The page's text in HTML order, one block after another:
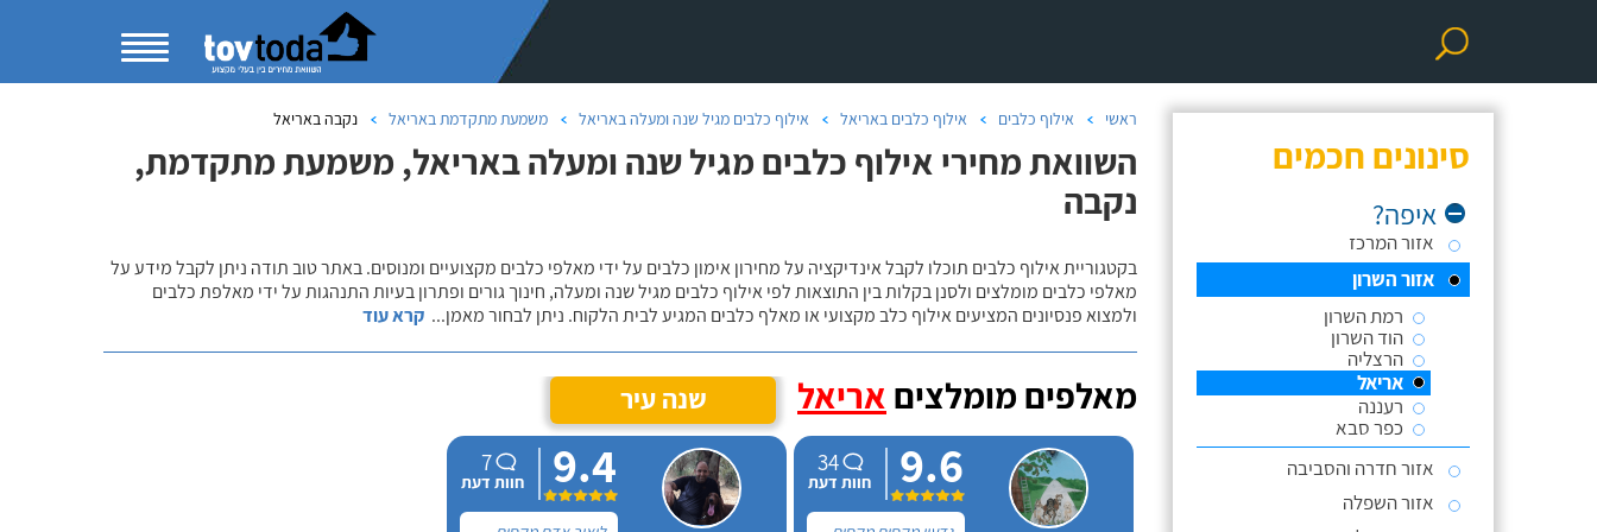
סינונים חכמים
איפה?
אזור המרכז
אזור השרון
רמת השרון
הוד השרון
הרצליה
אריאל
רעננה
כפר סבא
אזור חדרה והסביבה
אזור השפלה
ראשי אילוף כלבים אילוף כלבים באריאל אילוף כלבים מגיל שנה ומעלה באריאל משמעת מתקדמת באריאל נקבה באריאל
השוואת מחירי אילוף כלבים מגיל שנה ומעלה באריאל, משמעת מתקדמת,
נקבה
בקטגוריית אילוף כלבים תוכלו לקבל אינדיקציה על מחירון אימון כלבים על ידי מאלפי כלבים מקצועיים ומנוסים. באתר טוב תודה ניתן לקבל מידע על
מאלפי כלבים מומלצים ולסנן בקלות בין התוצאות לפי אילוף כלבים מגיל שנה ומעלה, חינוך גורים ופתרון בעיות התנהגות על ידי מאלפת כלבים
ולמצוא פנסיונים המציעים אילוף כלב מקצועי או מאלף כלבים המגיע לבית הלקוח. ניתן לבחור מאמן... קרא עוד
מאלפים מומלצים אריאל שנה עיר
9.6
34
חוות דעת 9.4
7
חוות דעת